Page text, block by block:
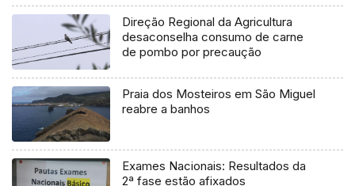
Direção Regional da Agricultura
desaconselha consumo de carne
de pombo por precaução
Praia dos Mosteiros em São Miguel
reabre a banhos
Exames Nacionais: Resultados da
2ª fase estão afixados